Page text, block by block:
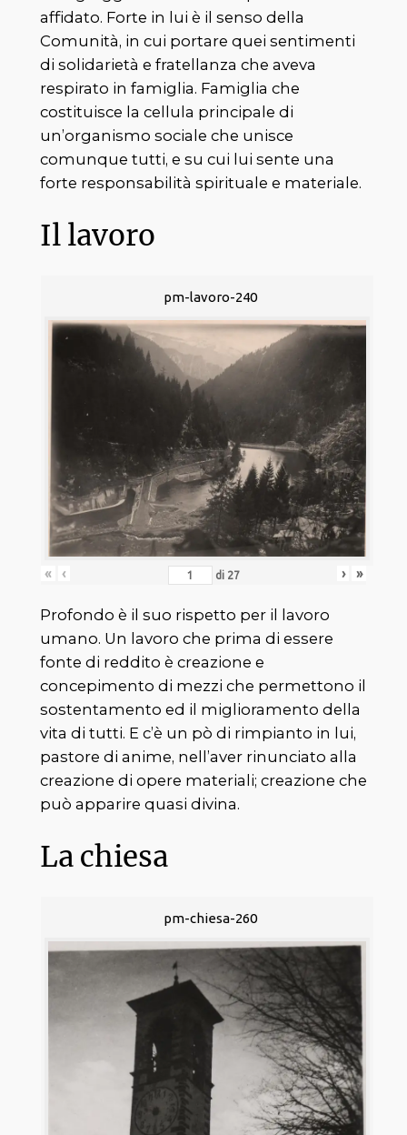
affidato. Forte in lui è il senso della
Comunità, in cui portare quei sentimenti
di solidarietà e fratellanza che aveva
respirato in famiglia. Famiglia che
costituisce la cellula principale di
un’organismo sociale che unisce
comunque tutti, e su cui lui sente una
forte responsabilità spirituale e materiale.
Il lavoro
pm-lavoro-240
« ‹ di 27 › »
Profondo è il suo rispetto per il lavoro
umano. Un lavoro che prima di essere
fonte di reddito è creazione e
concepimento di mezzi che permettono il
sostentamento ed il miglioramento della
vita di tutti. E c’è un pò di rimpianto in lui,
pastore di anime, nell’aver rinunciato alla
creazione di opere materiali; creazione che
può apparire quasi divina.
La chiesa
pm-chiesa-260